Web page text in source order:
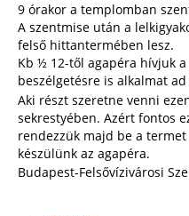
9 órakor a templomban
A szentmise után a
felső hittantermében lesz.
Kb ½ 12-től agapéra hívjuk
beszélgetésre is alkalmat
Aki részt szeretne venni
sekrestyében. Azért fontos
rendezzük majd be a
készülünk az agapéra.
Budapest-Felsővízivárosi